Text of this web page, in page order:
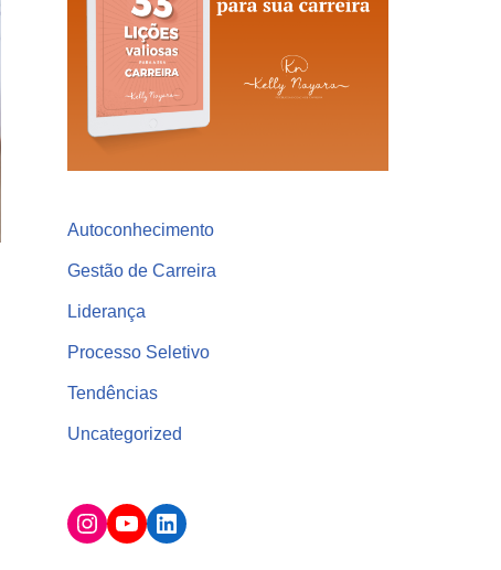
Autoconhecimento
Gestão de Carreira
Liderança
Processo Seletivo
Tendências
Uncategorized